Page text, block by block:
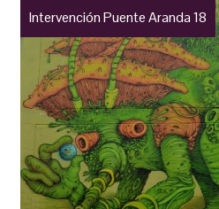
Intervención Puente Aranda 18